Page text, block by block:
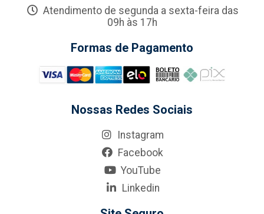
Atendimento de segunda a sexta-feira das
09h às 17h
Formas de Pagamento
Nossas Redes Sociais
Instagram
Facebook
YouTube
Linkedin